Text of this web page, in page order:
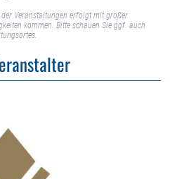
Veranstaltungen erfolgt mit großer
kommen. Bitte schauen Sie ggf. auch